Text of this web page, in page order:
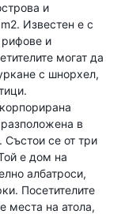
и
Известен е с
и
могат да
с шнорхел,
в
Състои се от три
е дом на
албатроси,
Посетителите
места на атола,